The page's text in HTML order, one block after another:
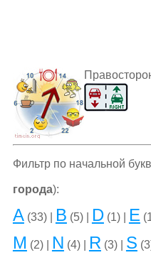
Фильтр по начальной
города):
A(33) | B (5) | D(1) | E
M (2) | N (4) | R (3) | S